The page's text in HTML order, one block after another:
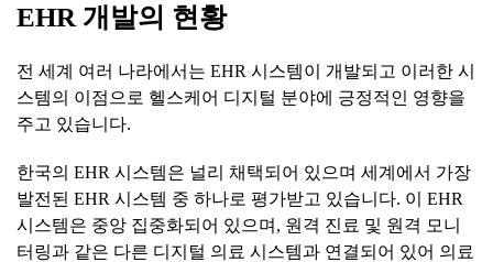
EHR 개발의 현황
전 세계 여러 나라에서는 EHR 시스템이 개발되고 이러한 시
스템의 이점으로 헬스케어 디지털 분야에 긍정적인 영향을
주고 있습니다.
한국의 EHR 시스템은 널리 채택되어 있으며 세계에서 가장
발전된 EHR 시스템 중 하나로 평가받고 있습니다. 이 EHR
시스템은 중앙 집중화되어 있으며, 원격 진료 및 원격 모니
터링과 같은 다른 디지털 의료 시스템과 연결되어 있어 의료